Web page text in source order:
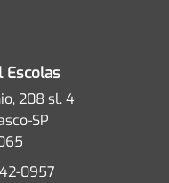
Escolas
208 sl. 4
SP
0957